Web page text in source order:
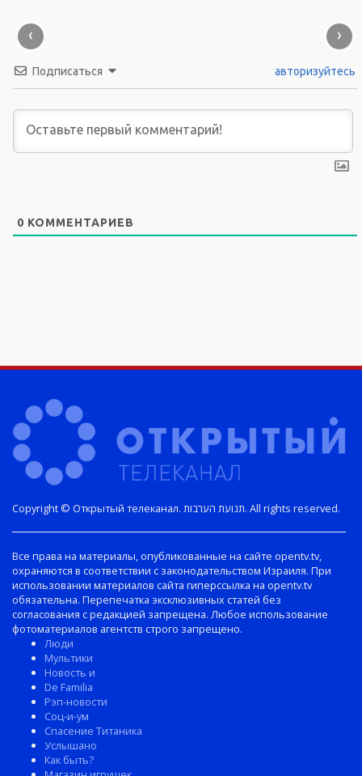
‹ ›
Подписаться авторизуйтесь
0 КОММЕНТАРИЕВ
Copyright © Открытый телеканал. תנועת הערבות. All rights reserved.
Все права на материалы, опубликованные на сайте opentv.tv,
охраняются в соответствии с законодательством Израиля. При
использовании материалов сайта гиперссылка на opentv.tv
обязательна. Перепечатка эксклюзивных статей без
согласования с редакцией запрещена. Любое использование
фотоматериалов агентств строго запрещено.
Люди
Мультики
Новость и
De Familia
Рэп-новости
Соц-и-ум
Спасение Титаника
Услышано
Как быть?